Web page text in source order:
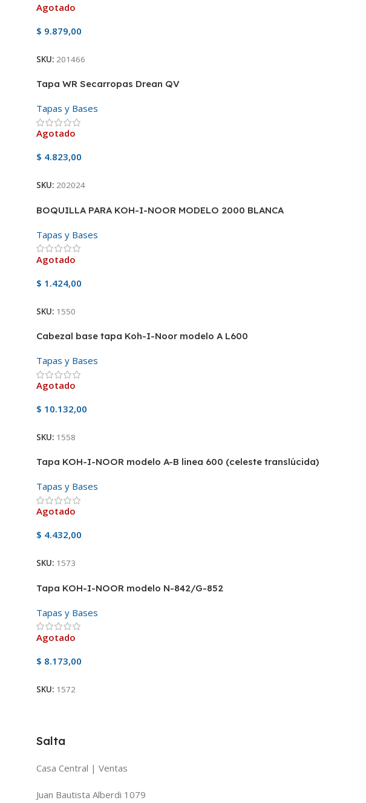
Agotado
$ 9.879,00
SKU: 201466
Tapa WR Secarropas Drean QV
Tapas y Bases
Agotado
$ 4.823,00
SKU: 202024
BOQUILLA PARA KOH-I-NOOR MODELO 2000 BLANCA
Tapas y Bases
Agotado
$ 1.424,00
SKU: 1550
Cabezal base tapa Koh-I-Noor modelo A L600
Tapas y Bases
Agotado
$ 10.132,00
SKU: 1558
Tapa KOH-I-NOOR modelo A-B linea 600 (celeste translúcida)
Tapas y Bases
Agotado
$ 4.432,00
SKU: 1573
Tapa KOH-I-NOOR modelo N-842/G-852
Tapas y Bases
Agotado
$ 8.173,00
SKU: 1572
Salta
Casa Central | Ventas
Juan Bautista Alberdi 1079